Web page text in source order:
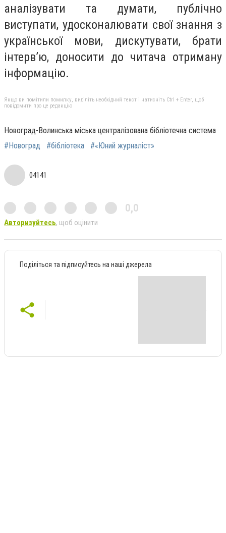
аналізувати та думати, публічно
виступати, удосконалювати свої знання з
української мови, дискутувати, брати
інтерв’ю, доносити до читача отриману
інформацію.
Якщо ви помітили помилку, виділіть необхідний текст і натисніть Ctrl + Enter, щоб
повідомити про це редакцію
Новоград-Волинська міська централізована бібліотечна система
#Новоград
#бібліотека #«Юний журналіст»
04141
0,0
Авторизуйтесь, щоб оцінити
Поділіться та підписуйтесь на наші джерела